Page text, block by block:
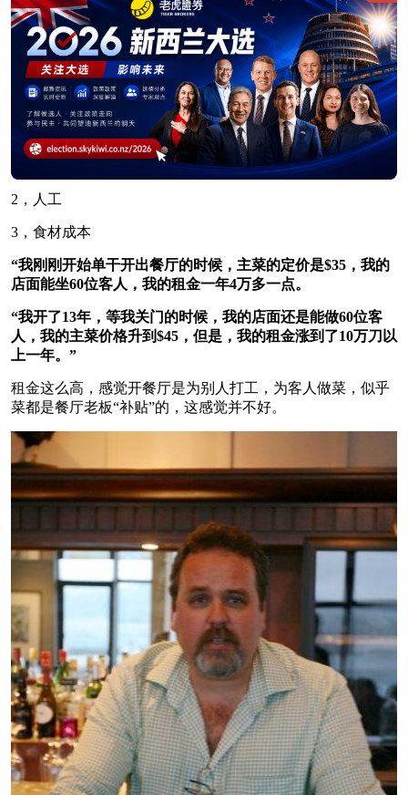
2，人工
3，食材成本
“我刚刚开始单干开出餐厅的时候，主菜的定价是$35，我的
店面能坐60位客人，我的租金一年4万多一点。
“我开了13年，等我关门的时候，我的店面还是能做60位客
人，我的主菜价格升到$45，但是，我的租金涨到了10万刀以
上一年。”
租金这么高，感觉开餐厅是为别人打工，为客人做菜，似乎
菜都是餐厅老板“补贴”的，这感觉并不好。